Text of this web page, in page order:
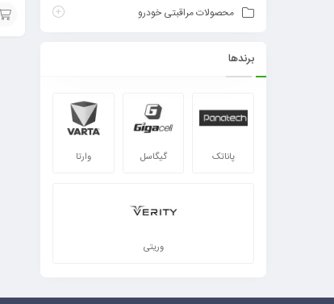
محصولات مراقبتی خودرو
برندها
پاناتک گیگاسل وارتا
وریتی